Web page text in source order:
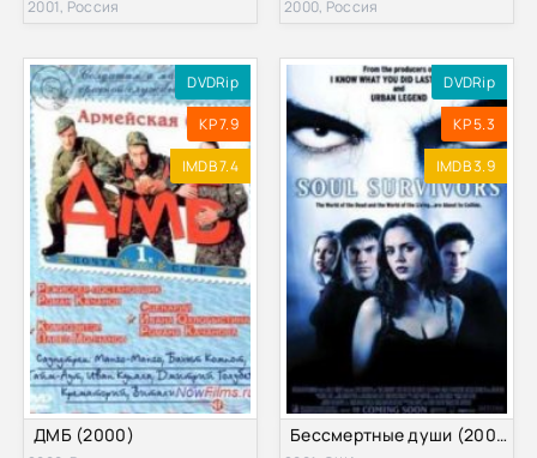
2001, Россия 2000, Россия
DVDRip
KP 7.9
IMDB 7.4
ДМБ (2000)
DVDRip
KP 5.3
IMDB 3.9
Бессмертные души (2001)